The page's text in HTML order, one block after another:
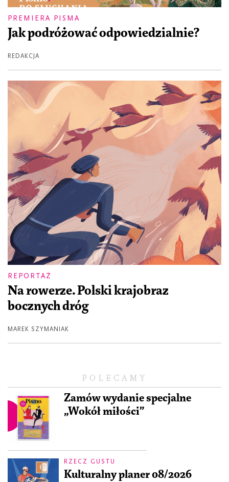
POLECAMY
Zamów wydanie specjalne
„Wokół miłości”
RZECZ GUSTU
Kulturalny planer 08/2026
PREMIERA PISMA
Jak podróżować odpowiedzialnie?
REDAKCJA
REPORTAŻ
Na rowerze. Polski krajobraz
bocznych dróg
MAREK SZYMANIAK